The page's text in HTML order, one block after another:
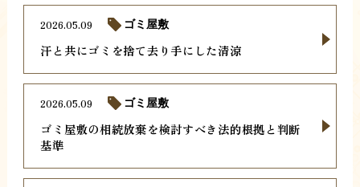
汗と共にゴミを捨て去り手にした清涼
2026.05.09 ゴミ屋敷
ゴミ屋敷の相続放棄を検討すべき法的根拠と判断
基準
2026.05.09 ゴミ屋敷